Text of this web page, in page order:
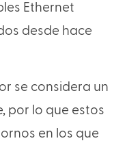
Ethernet
desde hace
se considera un
por lo que estos
en los que